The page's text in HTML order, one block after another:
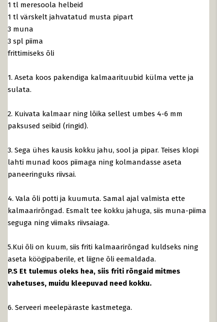
1 tl meresoola helbeid
1 tl värskelt jahvatatud musta pipart
3 muna
3 spl piima
frittimiseks õli
1. Aseta koos pakendiga kalmaarituubid külma vette ja
sulata.
2. Kuivata kalmaar ning lõika sellest umbes 4-6 mm
paksused seibid (ringid).
3. Sega ühes kausis kokku jahu, sool ja pipar. Teises klopi
lahti munad koos piimaga ning kolmandasse aseta
paneeringuks riivsai.
4. Vala õli potti ja kuumuta. Samal ajal valmista ette
kalmaarirõngad. Esmalt tee kokku jahuga, siis muna-piima
seguga ning viimaks riivsaiaga.
5.Kui õli on kuum, siis friti kalmaarirõngad kuldseks ning
aseta köögipaberile, et liigne õli eemaldada.
P.S Et tulemus oleks hea, siis friti rõngaid mitmes
vahetuses, muidu kleepuvad need kokku.
6. Serveeri meelepäraste kastmetega.